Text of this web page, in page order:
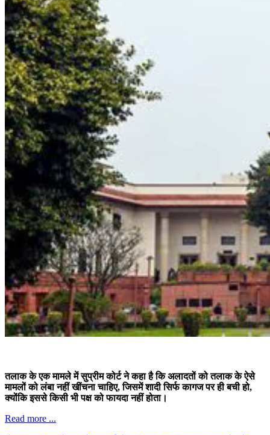
तलाक के एक मामले में सुप्रीम कोर्ट ने कहा है कि अलादतों को तलाक के ऐसे
मामलों को लंबा नहीं खींचना चाहिए, जिसमें शादी सिर्फ कागज पर ही बची हो,
क्योंकि इससे किसी भी पक्ष को फायदा नहीं होता।
Read more ...